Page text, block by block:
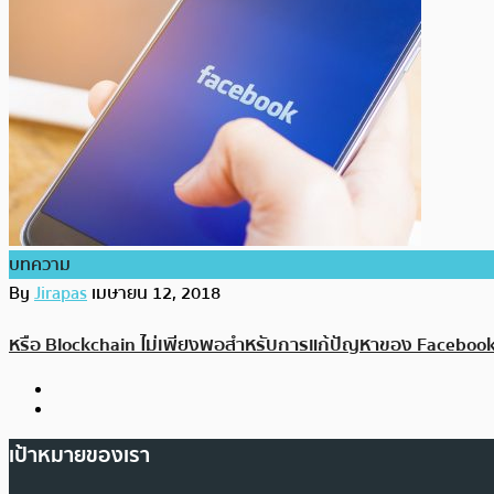
บทความ
ByJirapasเมษายน 12, 2018
หรือ Blockchain ไม่เพียงพอสำหรับการแก้ปัญหาของ
เป้าหมายของเรา